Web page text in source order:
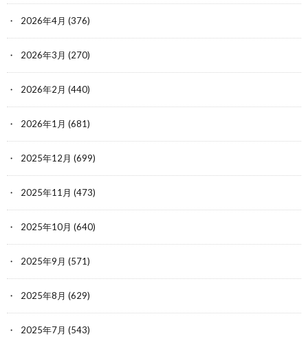
名前が無い＠ただの名無しのようだ (ｽﾌﾟﾌﾟ Sdbf-wBuf
カムラ以外のその他大勢
507:名前が無い＠ただの名無しのようだ (ﾜｯﾁｮｲ abaa-GuVX
[126.159.230.146])2022/01/07(金) 23:03:18.71
ID:ID:0NnHAHut0
BT以降のティーダは強いんだけど一時
期のライトニングとかティナ程の覇権
感は無いな個人的に
元スレ：https://krsw.5ch.net/test/read.cgi/ff/1641368246
2026年4月 (376)
2026年3月 (270)
2026年2月 (440)
2026年1月 (681)
2025年12月 (699)
2025年11月 (473)
2025年10月 (640)
2025年9月 (571)
2025年8月 (629)
2025年7月 (543)